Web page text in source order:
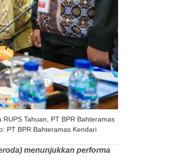
Tahuan, PT BPR Bahteramas
PT BPR Bahteramas Kendari
menunjukkan performa